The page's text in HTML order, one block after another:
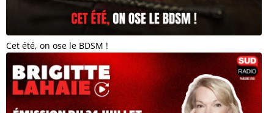
Cet été, on ose le BDSM !